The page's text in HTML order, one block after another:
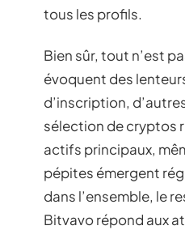
tous les profils.
Bien sûr, tout n’est
évoquent des
d’inscription,
sélection de cryptos
actifs principaux,
pépites émergent
dans l’ensemble, le
Bitvavo répond aux